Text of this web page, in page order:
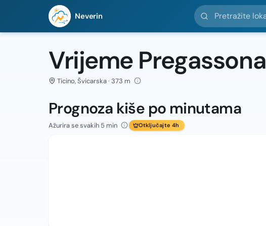
Neverin
Pretražite lokacije
Vrijeme Pregassona
Ticino, Švicarska · 373 m
Prognoza kiše po minutama
Ažurira se svakih 5 min Otključajte 4h